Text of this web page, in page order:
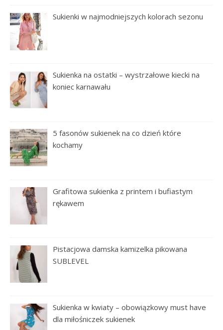
Sukienki w najmodniejszych kolorach sezonu
Sukienka na ostatki – wystrzałowe kiecki na
koniec karnawału
5 fasonów sukienek na co dzień które
kochamy
Grafitowa sukienka z printem i bufiastym
rękawem
Pistacjowa damska kamizelka pikowana
SUBLEVEL
Sukienka w kwiaty – obowiązkowy must have
dla miłośniczek sukienek